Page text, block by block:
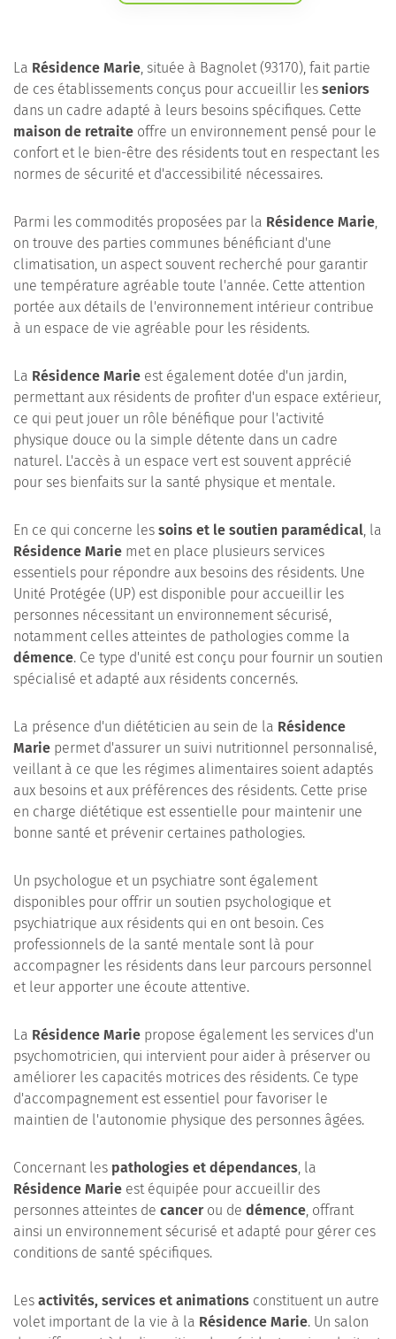
La Résidence Marie, située à Bagnolet (93170), fait partie
de ces établissements conçus pour accueillir les seniors
dans un cadre adapté à leurs besoins spécifiques. Cette
maison de retraite offre un environnement pensé pour le
confort et le bien-être des résidents tout en respectant les
normes de sécurité et d'accessibilité nécessaires.
Parmi les commodités proposées par la Résidence Marie,
on trouve des parties communes bénéficiant d'une
climatisation, un aspect souvent recherché pour garantir
une température agréable toute l'année. Cette attention
portée aux détails de l'environnement intérieur contribue
à un espace de vie agréable pour les résidents.
La Résidence Marie est également dotée d'un jardin,
permettant aux résidents de profiter d'un espace extérieur,
ce qui peut jouer un rôle bénéfique pour l'activité
physique douce ou la simple détente dans un cadre
naturel. L'accès à un espace vert est souvent apprécié
pour ses bienfaits sur la santé physique et mentale.
En ce qui concerne les soins et le soutien paramédical, la
Résidence Marie met en place plusieurs services
essentiels pour répondre aux besoins des résidents. Une
Unité Protégée (UP) est disponible pour accueillir les
personnes nécessitant un environnement sécurisé,
notamment celles atteintes de pathologies comme la
démence. Ce type d'unité est conçu pour fournir un soutien
spécialisé et adapté aux résidents concernés.
La présence d'un diététicien au sein de la Résidence
Marie permet d'assurer un suivi nutritionnel personnalisé,
veillant à ce que les régimes alimentaires soient adaptés
aux besoins et aux préférences des résidents. Cette prise
en charge diététique est essentielle pour maintenir une
bonne santé et prévenir certaines pathologies.
Un psychologue et un psychiatre sont également
disponibles pour offrir un soutien psychologique et
psychiatrique aux résidents qui en ont besoin. Ces
professionnels de la santé mentale sont là pour
accompagner les résidents dans leur parcours personnel
et leur apporter une écoute attentive.
La Résidence Marie propose également les services d'un
psychomotricien, qui intervient pour aider à préserver ou
améliorer les capacités motrices des résidents. Ce type
d'accompagnement est essentiel pour favoriser le
maintien de l'autonomie physique des personnes âgées.
Concernant les pathologies et dépendances, la
Résidence Marie est équipée pour accueillir des
personnes atteintes de cancerou de démence, offrant
ainsi un environnement sécurisé et adapté pour gérer ces
conditions de santé spécifiques.
Les activités, services et animations constituent un autre
volet important de la vie à la Résidence Marie. Un salon